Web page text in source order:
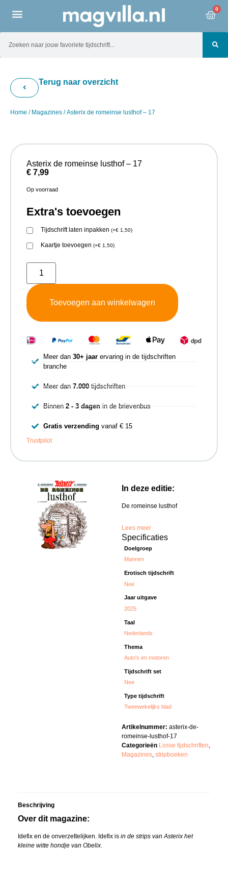
0
Terug naar overzicht
Home / Magazines / Asterix de romeinse lusthof – 17
In deze editie:
De romeinse lusthof
Lees meer
Specificaties
Doelgroep
Mannen
Erotisch tijdschrift
Nee
Jaar uitgave
2025
Taal
Nederlands
Thema
Auto's en motoren
Tijdschrift set
Nee
Type tijdschrift
Tweewekelijks blad
Artikelnummer: asterix-de-
romeinse-lusthof-17
Categorieën Losse tijdschriften,
Magazines, stripboeken
Beschrijving
Over dit magazine:
Idefix en de onverzettelijken. Idefix is in de strips van Asterix het
kleine witte hondje van Obelix.
Asterix de romeinse lusthof – 17
€ 7,99
Op voorraad
Extra's toevoegen
Tijdschrift laten inpakken (+€ 1,50)
Kaartje toevoegen (+€ 1,50)
Toevoegen aan winkelwagen
Meer dan 30+ jaarervaring in de tijdschriften
branche
Meer dan 7.000tijdschriften
Binnen 2 - 3 dagenin de brievenbus
Gratis verzending vanaf € 15
Trustpilot